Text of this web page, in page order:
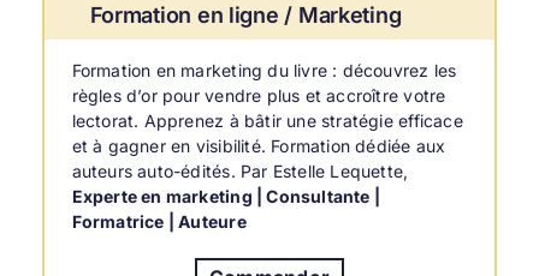
Formation en ligne / Marketing
Formation en marketing du livre : découvrez les
règles d’or pour vendre plus et accroître votre
lectorat. Apprenez à bâtir une stratégie efficace
et à gagner en visibilité. Formation dédiée aux
auteurs auto-édités. Par Estelle Lequette,
Experte en marketing | Consultante |
Formatrice | Auteure